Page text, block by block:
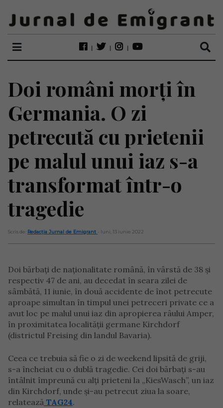
Doi români morți în
Germania. O zi
petrecută cu prietenii
pe malul unui iaz s-a
transformat într-o
tragedie
Scris de: Redacția Jurnal de Emigrant - luni, 13 iunie 2022
Doi bărbați de naționalitate română, în vârstă de 38 și
respectiv 47 de ani, au decedat în seara zilei de
sâmbătă, 11 iunie, în două accidente de înot petrecute
aproape simultan în timpul unei petreceri private ce a
avut loc pe malul unui iaz din apropierea râului Amper,
în proximitatea localității germane Kirchdorf
(districtul Freising din landul Bavaria).
Ceea ce trebuia să fie o zi de weekend lipsită de griji,
s-a încheiat cu o dublă tragedie. Cei doi bărbați s-au
întâlnit împreună cu alți prieteni la „KiesWasch”, un iaz
din Kirchdorf, unde și-au petrecut ziua la soare,
relatează TAG24.